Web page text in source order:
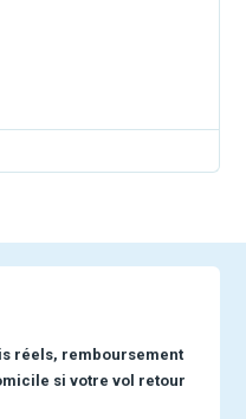
réels, remboursement
si votre vol retour